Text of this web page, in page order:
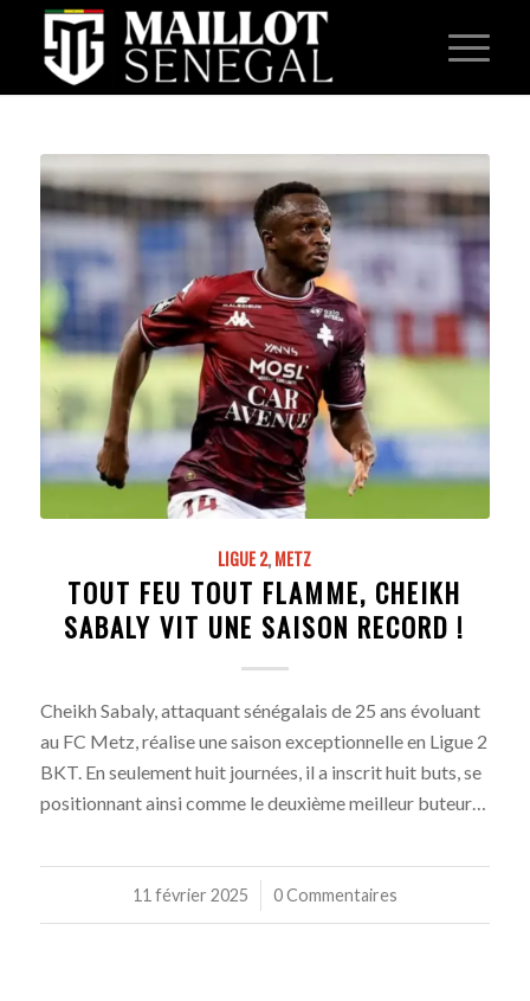
LIGUE 2,METZ
TOUT FEU TOUT FLAMME, CHEIKH
SABALY VIT UNE SAISON RECORD !
Cheikh Sabaly, attaquant sénégalais de 25 ans évoluant
au FC Metz, réalise une saison exceptionnelle en Ligue 2
BKT. En seulement huit journées, il a inscrit huit buts, se
positionnant ainsi comme le deuxième meilleur buteur…
11 février 2025
/ 0 Commentaires